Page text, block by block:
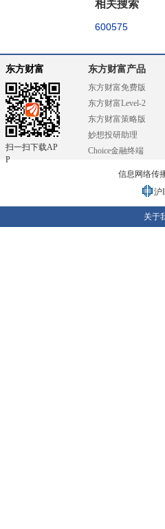
相关搜索
600575
东方财富
扫一扫下载AP
P
东方财富产品
东方财富免费版
东方财富Level-2
东方财富策略版
妙想投研助理
Choice金融终端
信息网络传
沪
关于